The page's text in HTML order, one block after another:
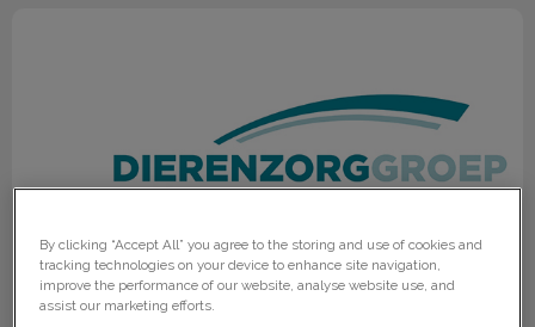
By clicking “Accept All” you agree to the storing and use of cookies and
tracking technologies on your device to enhance site navigation,
improve the performance of our website, analyse website use, and
assist our marketing efforts.